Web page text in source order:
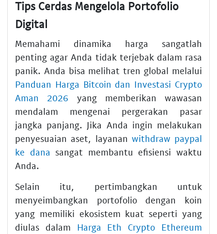
Tips Cerdas Mengelola Portofolio
Digital
Memahami dinamika harga sangatlah
penting agar Anda tidak terjebak dalam rasa
panik. Anda bisa melihat tren global melalui
Panduan Harga Bitcoin dan Investasi Crypto
Aman 2026 yang memberikan wawasan
mendalam mengenai pergerakan pasar
jangka panjang. Jika Anda ingin melakukan
penyesuaian aset, layanan withdraw paypal
ke dana sangat membantu efisiensi waktu
Anda.
Selain itu, pertimbangkan untuk
menyeimbangkan portofolio dengan koin
yang memiliki ekosistem kuat seperti yang
diulas dalam Harga Eth Crypto Ethereum